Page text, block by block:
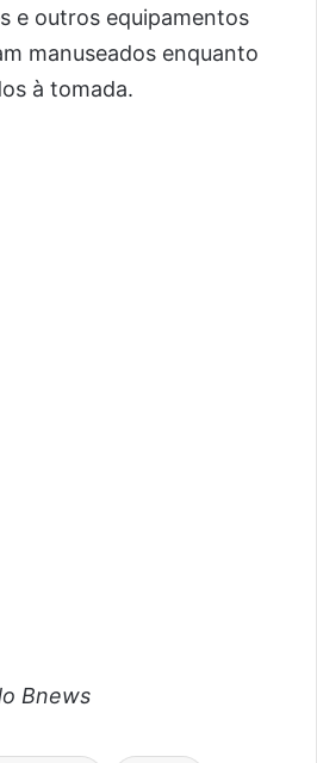
e outros equipamentos
manuseados enquanto
à tomada.
Bnews